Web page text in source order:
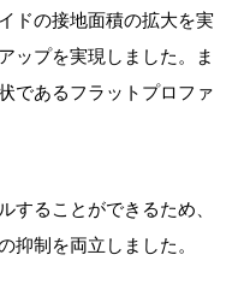
ドの接地面積の拡大を実
ップを実現しました。ま
であるフラットプロファ
することができるため、
抑制を両立しました。